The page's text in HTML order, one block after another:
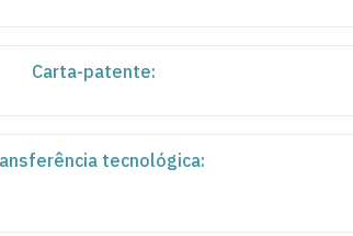
Carta-patente:
tecnológica: